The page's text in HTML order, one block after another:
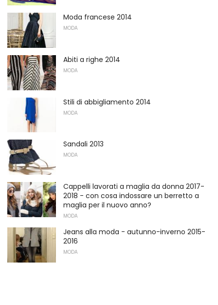
Moda francese 2014
MODA
Abiti a righe 2014
MODA
Stili di abbigliamento 2014
MODA
Sandali 2013
MODA
Cappelli lavorati a maglia da donna 2017-
2018 - con cosa indossare un berretto a
maglia per il nuovo anno?
MODA
Jeans alla moda - autunno-inverno 2015-
2016
MODA